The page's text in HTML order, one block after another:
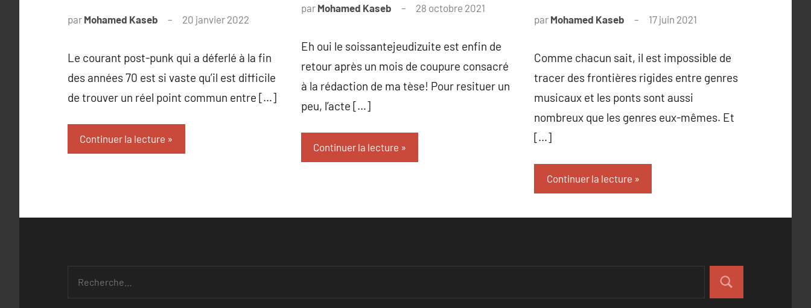
par Mohamed Kaseb 20 janvier 2022
Le courant post-punk qui a déferlé à la fin
des années 70 est si vaste qu’il est difficile
de trouver un réel point commun entre […]
Continuer la lecture
par Mohamed Kaseb 28 octobre 2021
Eh oui le soissantejeudizuite est enfin de
retour après un mois de coupure consacré
à la rédaction de ma tèse! Pour resituer un
peu, l’acte […]
Continuer la lecture
par Mohamed Kaseb 17 juin 2021
Comme chacun sait, il est impossible de
tracer des frontières rigides entre genres
musicaux et les ponts sont aussi
nombreux que les genres eux-mêmes. Et
[…]
Continuer la lecture